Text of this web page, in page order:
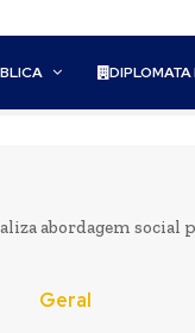
DIPLOMATA
abordagem social
Geral